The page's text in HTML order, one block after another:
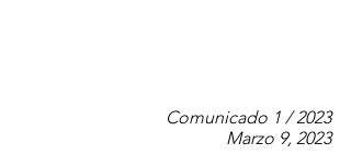
Comunicado 1 / 2023
Marzo 9, 2023